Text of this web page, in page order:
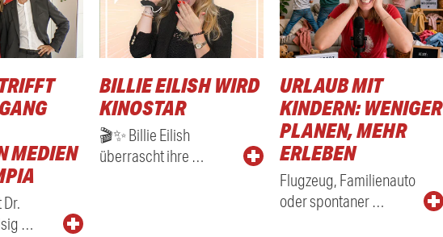
MEDIEN
…
BILLIE EILISH WIRD
KINOSTAR
🎬✨ Billie Eilish
überrascht ihre …
URLAUB MIT
KINDERN: WENIGER
PLANEN, MEHR
ERLEBEN
Flugzeug, Familienauto
oder spontaner …